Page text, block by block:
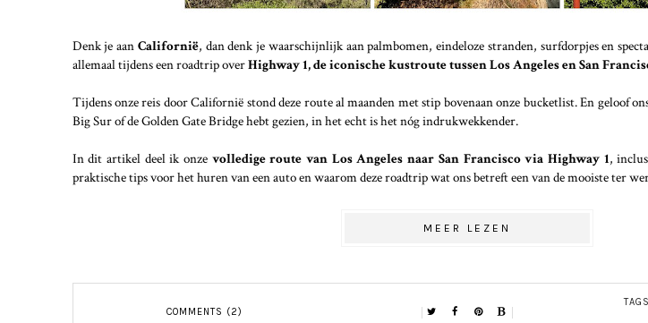
Denk je aan Californië, dan denk je waarschijnlijk aan palmbomen, eindeloze stranden, surfdorpjes en
allemaal tijdens een roadtrip overHighway 1, de iconische kustroute tussen Los Angeles en San
Tijdens onze reis door Californië stond deze route al maanden met stip bovenaan onze bucketlist. En geloof
Big Sur of de Golden Gate Bridge hebt gezien, in het echt is het nóg indrukwekkender.
In dit artikel deel ik onze volledige route van Los Angeles naar San Francisco via Highway 1,
praktische tips voor het huren van een auto en waarom deze roadtrip wat ons betreft een van de mooiste ter
MEER LEZEN
COMMENTS (2)